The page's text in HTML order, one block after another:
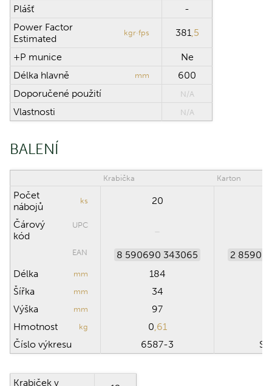
Plášť
-
Power Factor
Estimated
kgr·fps 381,5
+P munice
Ne
Délka hlavně
mm
600
Doporučené použití
N/A
Vlastnosti N/A
BALENÍ
Krabička Karton
Počet
nábojů
ks 20
Čárový
kód
UPC
EAN 8 590690 343065
2
Délka
mm 184
Šířka
mm 34
Výška
mm 97
Hmotnost
kg 0,61
Číslo výkresu
6587-3
Krabiček v